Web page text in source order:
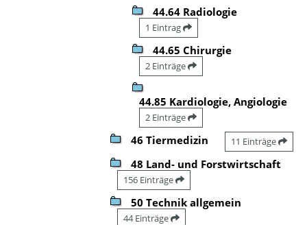
44.64 Radiologie
1 Eintrag
44.65 Chirurgie
2 Einträge
44.85 Kardiologie, Angiologie
2 Einträge
46 Tiermedizin 11 Einträge
48 Land- und Forstwirtschaft
156 Einträge
50 Technik allgemein
44 Einträge